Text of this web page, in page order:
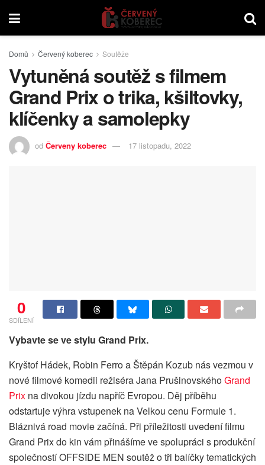
Domů Červený koberec Soutěže
Vytuněná soutěž s filmem
Grand Prix o trika, kšiltovky,
klíčenky a samolepky
od Červeny koberec 17 listopadu, 2022
0
SDÍLENÍ
Vybavte se ve stylu Grand Prix.
Kryštof Hádek, Robin Ferro a Štěpán Kozub nás vezmou v
nové filmové komedii režiséra Jana PrušinovskéhoGrand
Prix na divokou jízdu napříč Evropou. Děj příběhu
odstartuje výhra vstupenek na Velkou cenu Formule 1.
Bláznivá road movie začíná. Při příležitosti uvedení filmu
Grand Prix do kin vám přinášíme ve spolupráci s produkční
společností OFFSIDE MEN soutěž o tři balíčky tematických